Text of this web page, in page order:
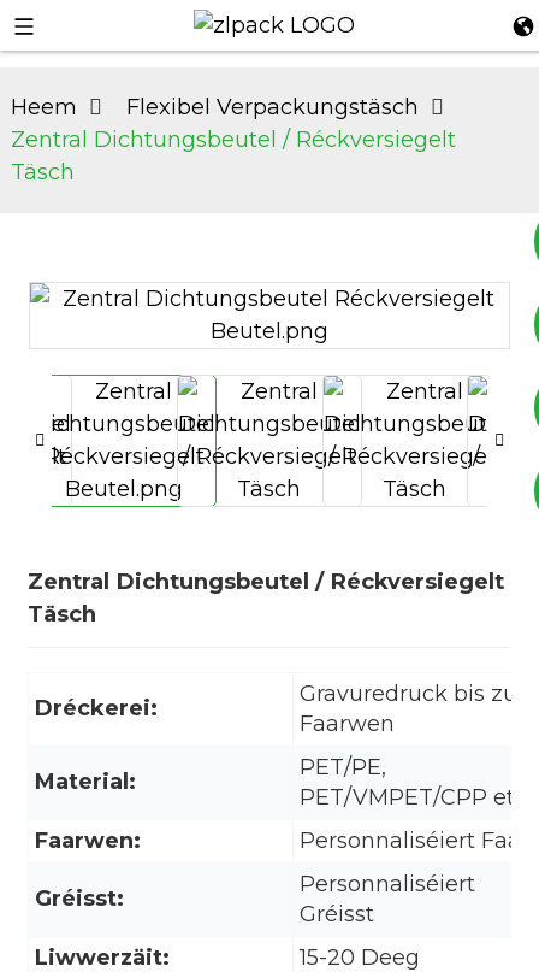
+8617753933792
+8619953939264
Heem
Flexibel Verpackungstäsch
Zentral Dichtungsbeutel / Réckversiegelt
Täsch
Zentral Dichtungsbeutel / Réckversiegelt
Täsch
Dréckerei:
Gravuredruck bis zu
Faarwen
Material:
PET/PE,
PET/VMPET/CPP etc.
Faarwen:
Personnaliséiert Faarf
Gréisst:
Personnaliséiert
Gréisst
Liwwerzäit:
15-20 Deeg